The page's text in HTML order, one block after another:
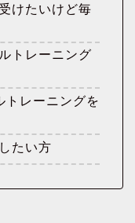
けたいけど毎
トレーニング
トレーニングを
たい方